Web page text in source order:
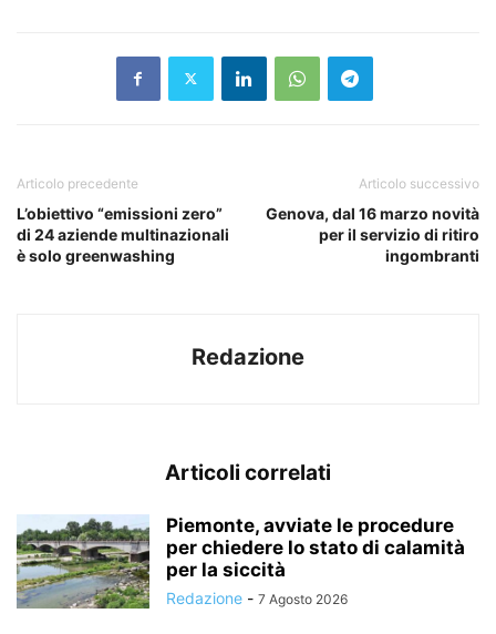
Articolo precedente
L’obiettivo “emissioni zero”
di 24 aziende multinazionali
è solo greenwashing
Articolo successivo
Genova, dal 16 marzo novità
per il servizio di ritiro
ingombranti
Redazione
Articoli correlati
Piemonte, avviate le procedure
per chiedere lo stato di calamità
per la siccità
Redazione - 7 Agosto 2026